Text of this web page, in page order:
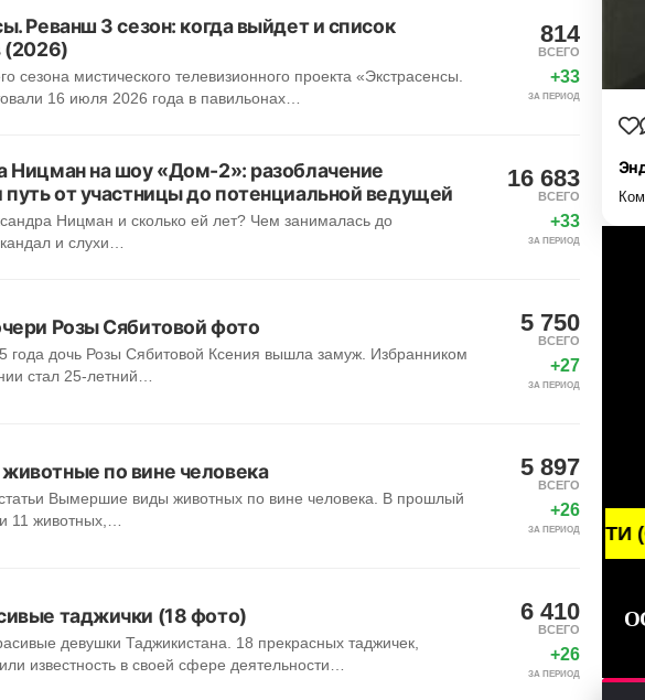
Реванш 3 сезон: когда выйдет и список
(2026)
сезона мистического телевизионного проекта «Экстрасенсы.
16 июля 2026 года в павильонах…
814
ВСЕГО
+33
ЗА ПЕРИОД
Ницман на шоу «Дом-2»: разоблачение
путь от участницы до потенциальной ведущей
Ницман и сколько ей лет? Чем занималась до
и слухи…
16 683
ВСЕГО
+33
ЗА ПЕРИОД
Розы Сябитовой фото
года дочь Розы Сябитовой Ксения вышла замуж. Избранником
стал 25-летний…
5 750
ВСЕГО
+27
ЗА ПЕРИОД
по вине человека
Вымершие виды животных по вине человека. В прошлый
11 животных,…
5 897
ВСЕГО
+26
ЗА ПЕРИОД
таджички (18 фото)
девушки Таджикистана. 18 прекрасных таджичек,
известность в своей сфере деятельности…
6 410
ВСЕГО
+26
ЗА ПЕРИОД
BREAKING NEWS /// НОВОСТИ (СМИ) ///